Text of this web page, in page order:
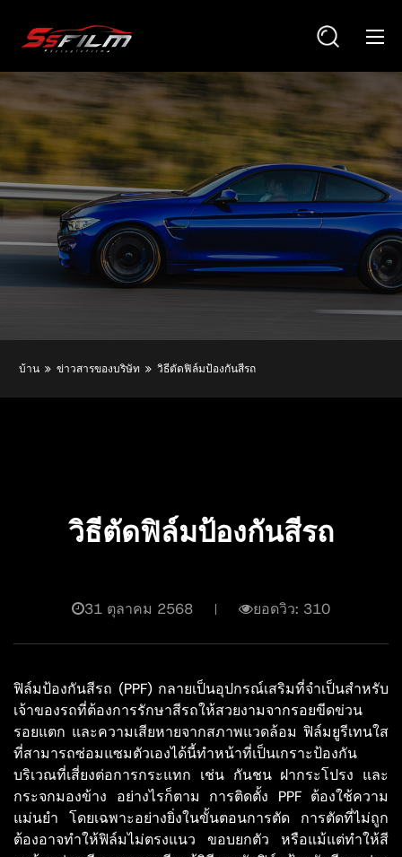
บ้าน ข่าวสารของบริษัท วิธีตัดฟิล์มป้องกันสีรถ
วิธีตัดฟิล์มป้องกันสีรถ
31 ตุลาคม 2568 ยอดวิว: 310
ฟิล์มป้องกันสีรถ (PPF) กลายเป็นอุปกรณ์เสริมที่จำเป็นสำหรับ
เจ้าของรถที่ต้องการรักษาสีรถให้สวยงามจากรอยขีดข่วน
รอยแตก และความเสียหายจากสภาพแวดล้อม ฟิล์มยูรีเทนใส
ที่สามารถซ่อมแซมตัวเองได้นี้ทำหน้าที่เป็นเกราะป้องกัน
บริเวณที่เสี่ยงต่อการกระแทก เช่น กันชน ฝากระโปรง และ
กระจกมองข้าง อย่างไรก็ตาม การติดตั้ง PPF ต้องใช้ความ
แม่นยำ โดยเฉพาะอย่างยิ่งในขั้นตอนการตัด การตัดที่ไม่ถูก
ต้องอาจทำให้ฟิล์มไม่ตรงแนว ขอบยกตัว หรือแม้แต่ทำให้สี